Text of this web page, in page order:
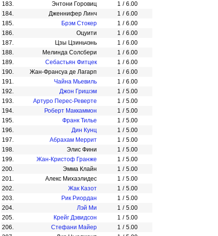
183.
Энтони Горовиц 1 / 6.00
184.
Дженнифер Линч 1 / 6.00
185.
Брэм Стокер 1 / 6.00
186.
Оцуити 1 / 6.00
187.
Цзы Цзиньчэнь 1 / 6.00
188.
Мелинда Солсбери 1 / 6.00
189.
Себастьян Фитцек 1 / 6.00
190.
Жан-Франсуа де Лагарп 1 / 6.00
191.
Чайна Мьевиль 1 / 6.00
192.
Джон Гришэм 1 / 5.00
193.
Артуро Перес-Реверте 1 / 5.00
194.
Роберт Маккаммон 1 / 5.00
195.
Франк Тилье 1 / 5.00
196.
Дин Кунц 1 / 5.00
197.
Абрахам Меррит 1 / 5.00
198.
Элис Фини 1 / 5.00
199.
Жан-Кристоф Гранже 1 / 5.00
200.
Эмма Клайн 1 / 5.00
201.
Алекс Михаэлидес 1 / 5.00
202.
Жак Казот 1 / 5.00
203.
Рик Риордан 1 / 5.00
204.
Лэй Ми 1 / 5.00
205.
Крейг Дэвидсон 1 / 5.00
206.
Стефани Майер 1 / 5.00